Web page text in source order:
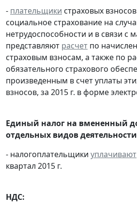
- плательщики страховых
социальное страхование на
нетрудоспособности и в связи с
представляют расчет по
страховым взносам, а также по
обязательного страхового
произведенным в счет уплаты
взносов, за 2015 г. в форме
Единый налог на вмененный
отдельных видов
- налогоплательщики уплачивают
квартал 2015 г.
НДС: